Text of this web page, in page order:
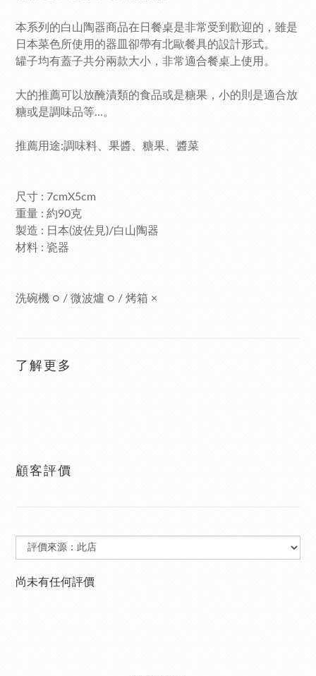
本系列的白山陶器商品在日餐桌是非常受到歡迎的，雖是
日本菜色所使用的器皿卻帶有北歐餐具的設計形式。
罐子均有蓋子共分兩款大小，非常適合餐桌上使用。
大的推薦可以放醃漬類的食品或是糖果，小的則是適合放
糖或是調味品等...。
推薦用途:調味料、果醬、糖果、醬菜
尺寸 : 7cmX5cm
重量 : 約90克
製造 : 日本(波佐見)/白山陶器
材料 : 瓷器
洗碗機 ○ / 微波爐 ○ / 烤箱 ×
了解更多
顧客評價
尚未有任何評價